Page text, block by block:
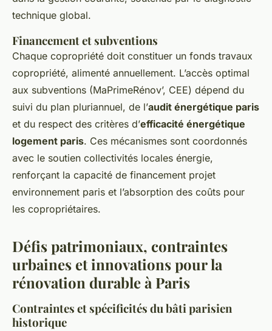
technique global.
Financement et subventions
Chaque copropriété doit constituer un fonds travaux
copropriété, alimenté annuellement. L’accès optimal
aux subventions (MaPrimeRénov’, CEE) dépend du
suivi du plan pluriannuel, de l’audit énergétique paris
et du respect des critères d’efficacité énergétique
logement paris. Ces mécanismes sont coordonnés
avec le soutien collectivités locales énergie,
renforçant la capacité de financement projet
environnement paris et l’absorption des coûts pour
les copropriétaires.
Défis patrimoniaux, contraintes
urbaines et innovations pour la
rénovation durable à Paris
Contraintes et spécificités du bâti parisien
historique